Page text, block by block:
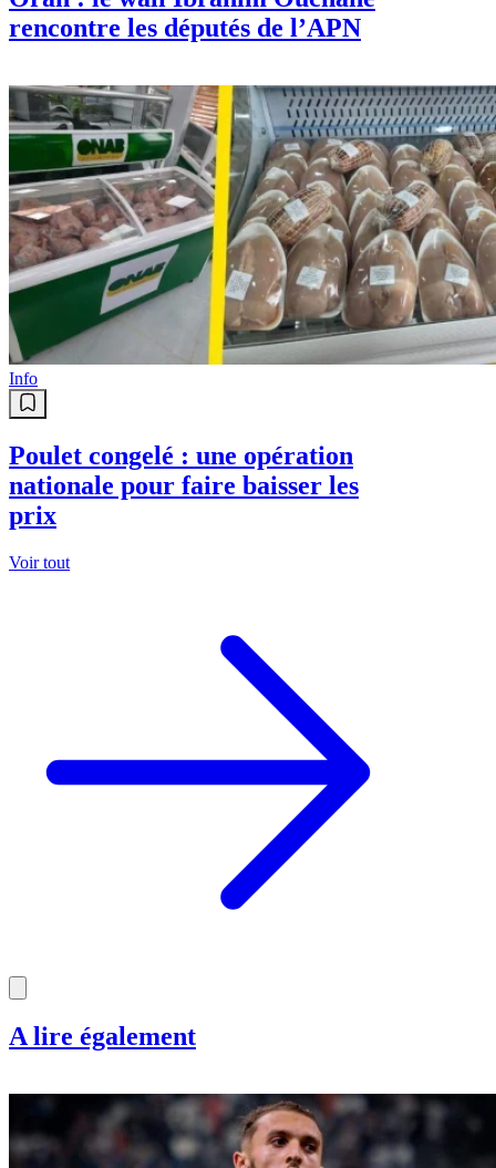
Info
Renouvellement du parc de
transport public : Les bus de plus
de 30 ans passent à la casse
Oran : le wali Ibrahim Ouchane
rencontre les députés de l’APN
Info
Poulet congelé : une opération
nationale pour faire baisser les